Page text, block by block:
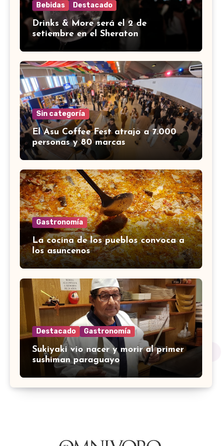
Bebidas Destacado
Drinks & More será el 2 de
setiembre en el Sheraton
Sin categoría
El Asu Coffee Fest atrajo a 7.000
personas y 80 marcas
Gastronomía
La cocina de los pueblos convoca a
los asuncenos
Destacado Gastronomía
Sukiyaki vio nacer y morir al primer
sushiman paraguayo